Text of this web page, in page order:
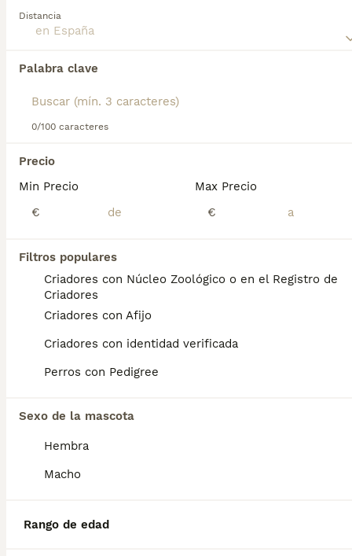
Distancia
Palabra clave
0/100 caracteres
Precio
Min Precio
€
Max Precio
€
Filtros populares
Criadores con Núcleo Zoológico o en el Registro de
Criadores
Criadores con Afijo
Criadores con identidad verificada
Perros con Pedigree
Sexo de la mascota
Hembra
Macho
Rango de edad
Lee nuestra
página de consejos de comprar de Podenco
para obtener información sobre esta raza de
búsqueda y espera el resultado perfecto:
Preguntas frecuentes
¿Qué precio tiene un
podenco ibicenco?
variar según factores como el pedigrí, la
reputación del criador y la ubicación
geográfica. Es fundamental acudir a
criadores responsables que garanticen la
de comprometerse siempre es la mejor